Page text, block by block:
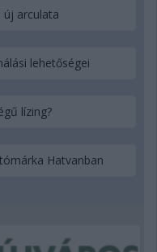
új arculata
lehetőségei
lízing?
Hatvanban